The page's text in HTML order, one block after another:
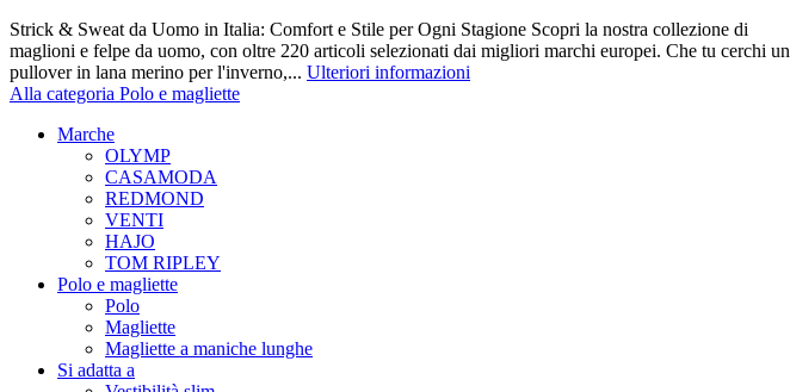
Strick & Sweat da Uomo in Italia: Comfort e Stile per Ogni Stagione Scopri la nostra collezione di
maglioni e felpe da uomo, con oltre 220 articoli selezionati dai migliori marchi europei. Che tu cerchi un
pullover in lana merino per l'inverno,... Ulteriori informazioni
Alla categoria Polo e magliette
Marche
OLYMP
CASAMODA
REDMOND
VENTI
HAJO
TOM RIPLEY
Polo e magliette
Polo
Magliette
Magliette a maniche lunghe
Si adatta a